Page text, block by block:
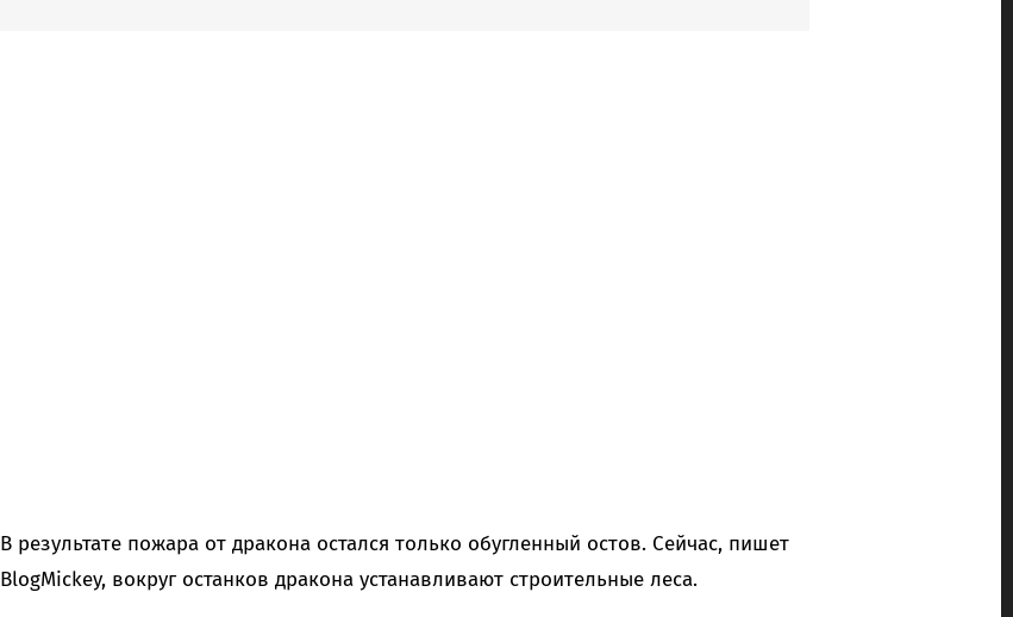
В результате пожара от дракона остался только обугленный остов. Сейчас, пишет
BlogMickey, вокруг останков дракона устанавливают строительные леса.